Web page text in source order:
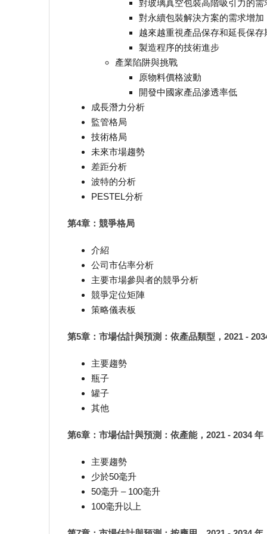
對玻璃真空包裝高階吸引力的需
對永續包裝解決方案的需求增加
越來越重視產品保存和延長保存
製造程序的技術進步
產業陷阱與挑戰
原物料價格波動
開發中國家產品滲透率低
成長潛力分析
監管格局
技術格局
未來市場趨勢
差距分析
波特的分析
PESTEL分析
第4章：競爭格局
介紹
公司市佔率分析
主要市場參與者的競爭分析
競爭定位矩陣
策略儀表板
第5章：市場估計與預測：依產品類型，2021 -
主要趨勢
瓶子
罐子
其他
第6章：市場估計與預測：依產能，2021 - 2034 年
主要趨勢
少於50毫升
50毫升 – 100毫升
100毫升以上